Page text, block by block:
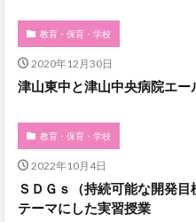
教育・保育・学校
2020年12月30日
津山東中と津山中央病院エー
教育・保育・学校
2022年10月4日
ＳＤＧｓ（持続可能な開発
テーマにした実習授業